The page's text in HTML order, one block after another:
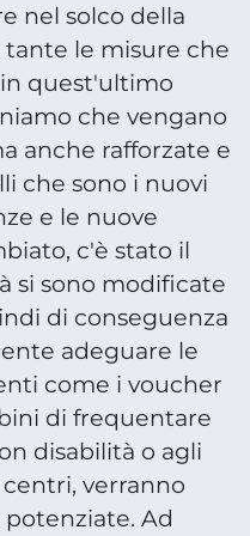
nel solco della
le misure che
quest'ultimo
che vengano
anche rafforzate e
che sono i nuovi
e le nuove
c'è stato il
si sono modificate
di conseguenza
adeguare le
come i voucher
di frequentare
disabilità o agli
verranno
Ad